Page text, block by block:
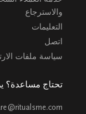
والاسترجاع
التعليمات
اتصل
سياسة ملفات
تحتاج مساعدة؟